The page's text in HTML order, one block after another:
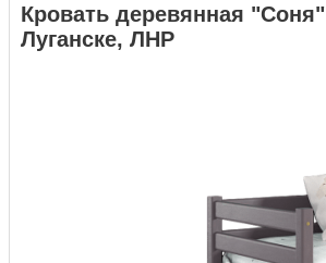
Кровать деревянная
Луганске, ЛНР